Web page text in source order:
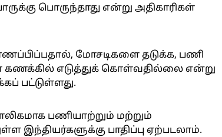
பொருந்தாது என்று அதிகாரிகள்
மோசடிகளை தடுக்க, பணி
கணக்கில் எடுத்துக் கொள்வதில்லை என்று
பட்டுள்ளது.
பணியாற்றும் மற்றும்
இந்தியர்களுக்கு பாதிப்பு ஏற்படலாம்.